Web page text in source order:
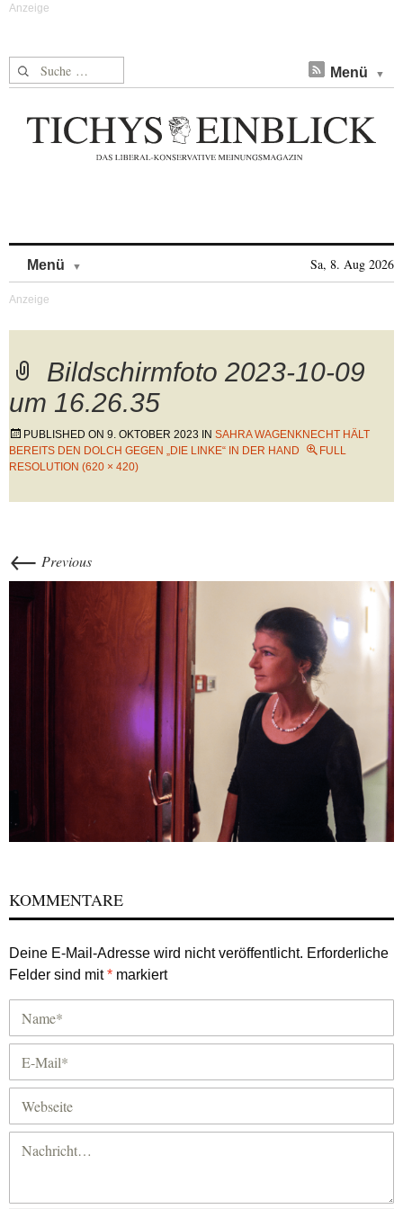
Suche nach: Menü
Menü Sa, 8. Aug 2026
Bildschirmfoto 2023-10-09
um 16.26.35
PUBLISHED ON 9. OKTOBER 2023 IN SAHRA WAGENKNECHT HÄLT
BEREITS DEN DOLCH GEGEN „DIE LINKE“ IN DER HAND
FULL
RESOLUTION (620 × 420)
← Previous
KOMMENTARE
Deine E-Mail-Adresse wird nicht veröffentlicht. Erforderliche
Felder sind mit* markiert